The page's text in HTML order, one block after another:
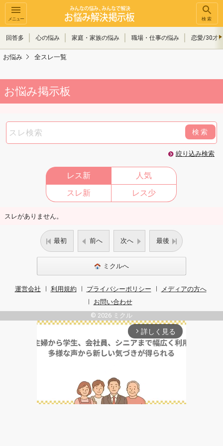
メニュー 検索
回答多 心の悩み 家庭・家族の悩み 職場・仕事の悩み 恋愛/30才
お悩み 全スレ一覧
お悩み掲示板
検索
絞り込み検索
レス新
人気
スレ新
レス少
スレがありません。
最初 前へ 次へ 最後
ミクルへ
運営会社 利用規約 プライバシーポリシー
メディアの方へ
お問い合わせ
© 2026 ミクル
arrow_forward_ios 詳しく見る